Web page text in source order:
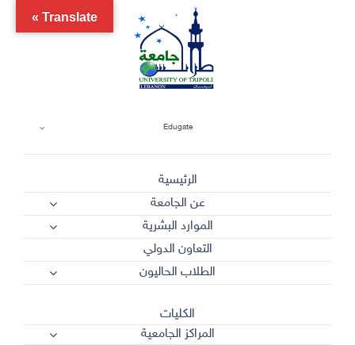
Edugate
الرئيسية
عن الجامعة
الموارد البشرية
التعاون الدولي
الطلاب الحاليون
الكليات
المراكز الجامعية
Translate »